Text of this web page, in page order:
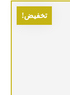
تخفيض!